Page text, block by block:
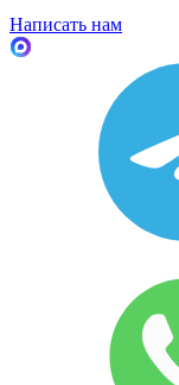
Написать нам